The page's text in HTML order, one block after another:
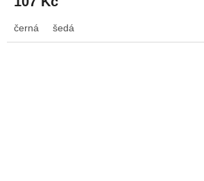
černá šedá